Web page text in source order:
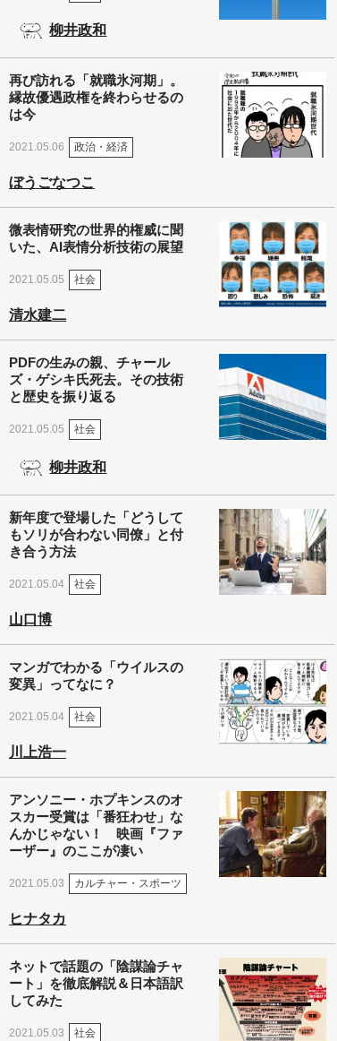
柳井政和
再び訪れる「就職氷河期」。
縁故優遇政権を終わらせるの
は今
2021.05.06 政治・経済
ぼうごなつこ
微表情研究の世界的権威に聞
いた、AI表情分析技術の展望
2021.05.05 社会
清水建二
PDFの生みの親、チャール
ズ・ゲシキ氏死去。その技術
と歴史を振り返る
2021.05.05 社会
柳井政和
新年度で登場した「どうして
もソリが合わない同僚」と付
き合う方法
2021.05.04 社会
山口博
マンガでわかる「ウイルスの
変異」ってなに？
2021.05.04 社会
川上浩一
アンソニー・ホプキンスのオ
スカー受賞は「番狂わせ」な
んかじゃない！ 映画『ファ
ーザー』のここが凄い
2021.05.03 カルチャー・スポーツ
ヒナタカ
ネットで話題の「陰謀論チャ
ート」を徹底解説＆日本語訳
してみた
2021.05.03 社会